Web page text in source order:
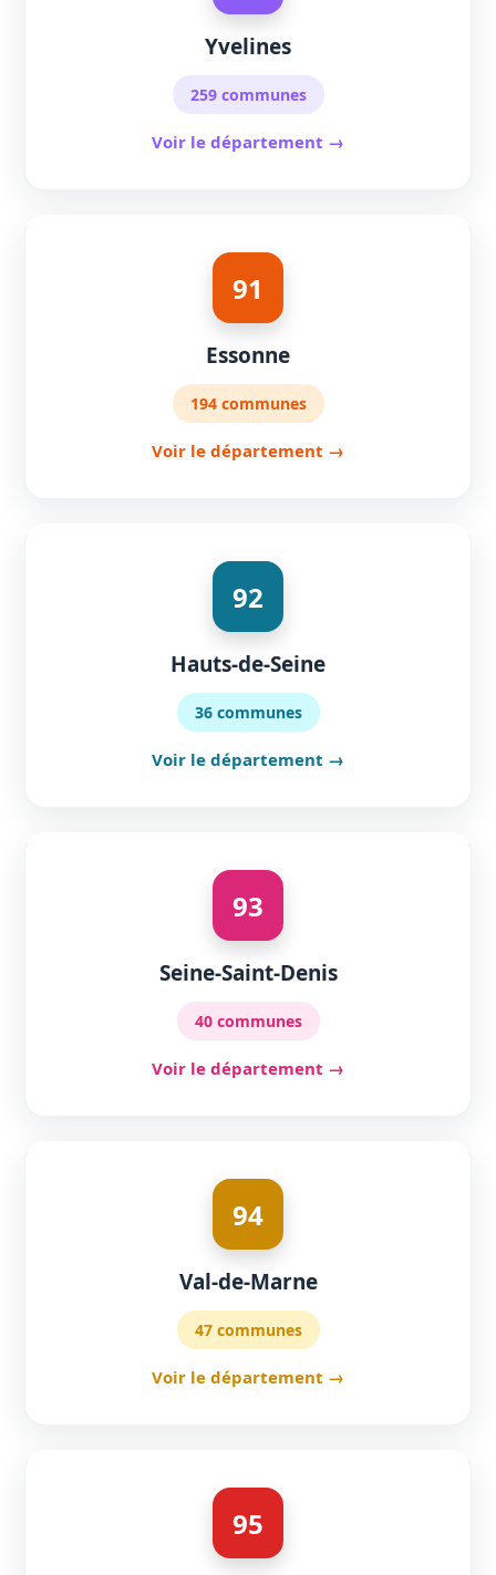
Yvelines
259 communes
Voir le département →
91
Essonne
194 communes
Voir le département →
92
Hauts-de-Seine
36 communes
Voir le département →
93
Seine-Saint-Denis
40 communes
Voir le département →
94
Val-de-Marne
47 communes
Voir le département →
95